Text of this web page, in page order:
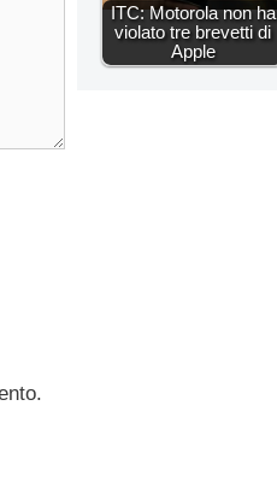
ITC: Motorola non ha
violato tre brevetti di
Apple